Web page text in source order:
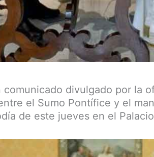
divulgado por la
el Sumo Pontífice y el
de este jueves en el